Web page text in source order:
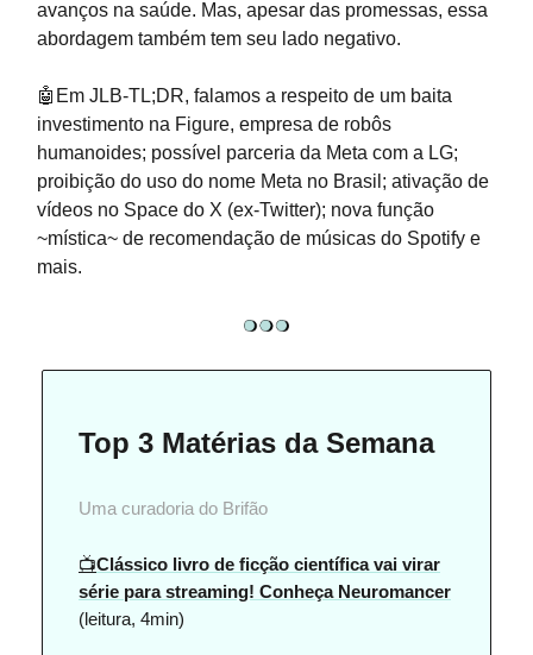
avanços na saúde. Mas, apesar das promessas, essa
abordagem também tem seu lado negativo.
🤖Em JLB-TL;DR, falamos a respeito de um baita
investimento na Figure, empresa de robôs
humanoides; possível parceria da Meta com a LG;
proibição do uso do nome Meta no Brasil; ativação de
vídeos no Space do X (ex-Twitter); nova função
~mística~ de recomendação de músicas do Spotify e
mais.
Top 3 Matérias da Semana
Uma curadoria do Brifão
📺Clássico livro de ficção científica vai virar
série para streaming! Conheça Neuromancer
(leitura, 4min)